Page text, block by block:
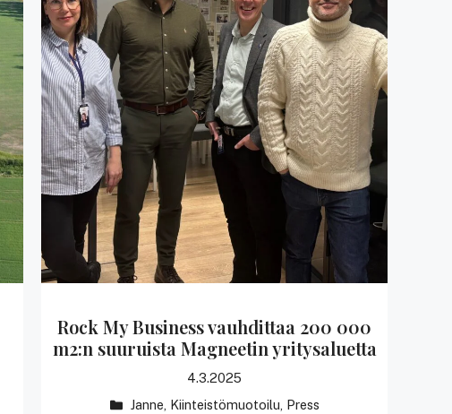
Rock My Business vauhdittaa 200 000
m2:n suuruista Magneetin yritysaluetta
4.3.2025
Kategoriat
Janne Kiinteistömuotoilu Press